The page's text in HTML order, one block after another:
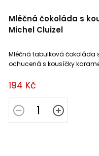
Mléčná čokoláda s
Michel Cluizel
194 Kč
Mléčná tabulková čokoláda
ochucená s kousíčky